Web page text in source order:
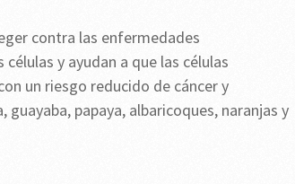
contra las enfermedades
y ayudan a que las células
un riesgo reducido de cáncer y
papaya, albaricoques, naranjas y